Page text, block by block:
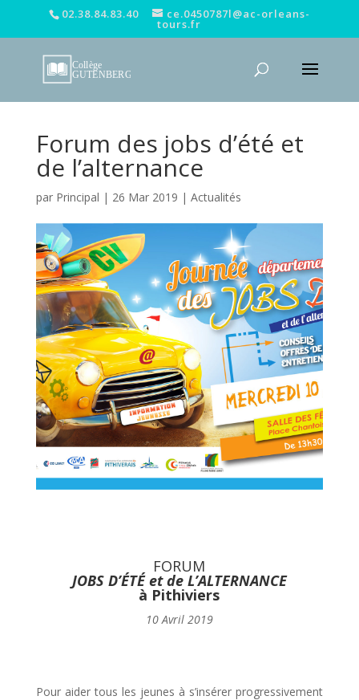
02.38.84.83.40 ce.0450787l@ac-orleans-
tours.fr
Forum des jobs d’été et
de l’alternance
par Principal | 26 Mar 2019 | Actualités
FORUM
JOBS D’ÉTÉ et de L’ALTERNANCE
à Pithiviers
10 Avril 2019
Pour aider tous les jeunes à s’insérer progressivement